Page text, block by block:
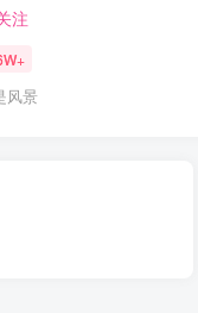
注
风景